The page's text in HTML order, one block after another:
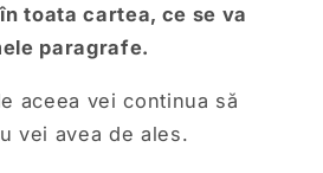
toata cartea, ce se va
paragrafe.
aceea vei continua să
vei avea de ales.